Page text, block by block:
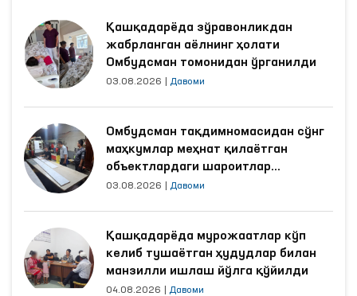
Қашқадарёда зўравонликдан
жабрланган аёлнинг ҳолати
Омбудсман томонидан ўрганилди
03.08.2026 Давоми
Омбудсман тақдимномасидан сўнг
маҳкумлар меҳнат қилаётган
объектлардаги шароитлар
яхшиланди
03.08.2026 Давоми
Қашқадарёда мурожаатлар кўп
келиб тушаётган ҳудудлар билан
манзилли ишлаш йўлга қўйилди
04.08.2026 Давоми